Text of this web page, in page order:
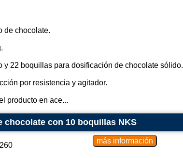
de chocolate.
y 22 boquillas para dosificación de chocolate sólido.
por resistencia y agitador.
producto en ace...
chocolate con 10 boquillas NKS